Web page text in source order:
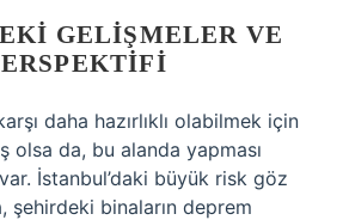
GELIŞMELER VE
daha hazırlıklı olabilmek için
olsa da, bu alanda yapması
İstanbul’daki büyük risk göz
şehirdeki binaların deprem